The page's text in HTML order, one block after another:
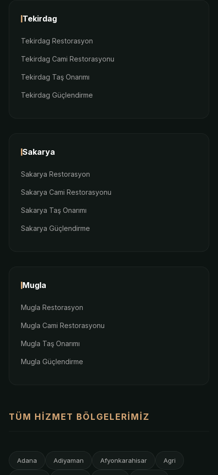
Tekirdag
Tekirdag Restorasyon
Tekirdag Cami Restorasyonu
Tekirdag Taş Onarımı
Tekirdag Güçlendirme
Sakarya
Sakarya Restorasyon
Sakarya Cami Restorasyonu
Sakarya Taş Onarımı
Sakarya Güçlendirme
Mugla
Mugla Restorasyon
Mugla Cami Restorasyonu
Mugla Taş Onarımı
Mugla Güçlendirme
TÜM HIZMET BÖLGELERIMIZ
Adana Adiyaman Afyonkarahisar Agri